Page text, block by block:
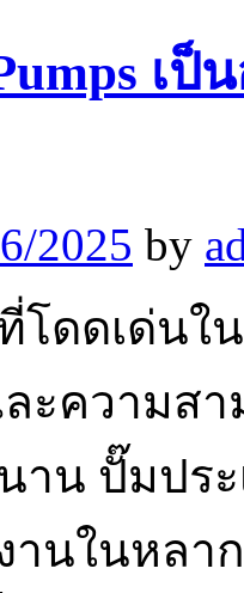
เ
2025 by
ดดเด่นใ
ะความสา
าน ปั๊มปร
านในหลา